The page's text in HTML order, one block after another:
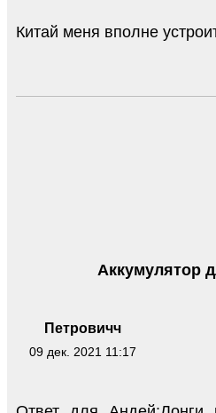
Китай меня вполне
Петровичч
09 дек. 2021 11:17
Аккумулятор